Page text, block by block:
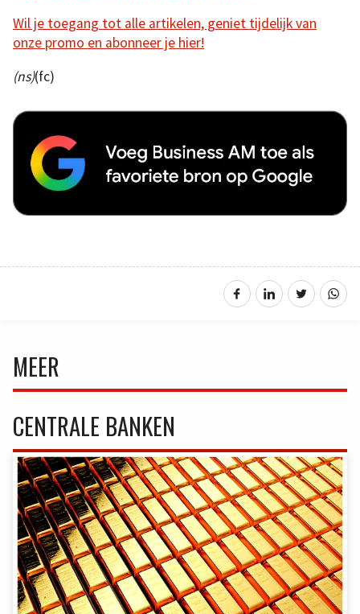
Wil je toegang tot alle artikelen, geniet tijdelijk van
onze promo en abonneer je hier!
(ns)(fc)
MEER
CENTRALE BANKEN